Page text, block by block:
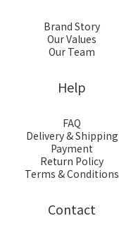
Brand Story
Our Values
Our Team
Help
FAQ
Delivery & Shipping
Payment
Return Policy
Terms & Conditions
Contact